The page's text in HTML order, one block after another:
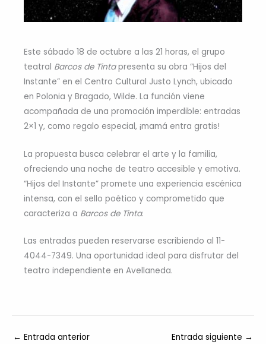
Este sábado 18 de octubre a las 21 horas, el grupo
teatral Barcos de Tintapresenta su obra “Hijos del
Instante” en el Centro Cultural Justo Lynch, ubicado
en Polonia y Bragado, Wilde. La función viene
acompañada de una promoción imperdible: entradas
2×1 y, como regalo especial, ¡mamá entra gratis!
La propuesta busca celebrar el arte y la familia,
ofreciendo una noche de teatro accesible y emotiva.
“Hijos del Instante” promete una experiencia escénica
intensa, con el sello poético y comprometido que
caracteriza a Barcos de Tinta.
Las entradas pueden reservarse escribiendo al 11-
4044-7349. Una oportunidad ideal para disfrutar del
teatro independiente en Avellaneda.
← Entrada anterior Entrada siguiente →